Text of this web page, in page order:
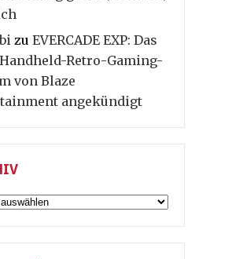
zu EVERCADE EXP: Das
Retro-Gaming-
von Blaze
angekündigt